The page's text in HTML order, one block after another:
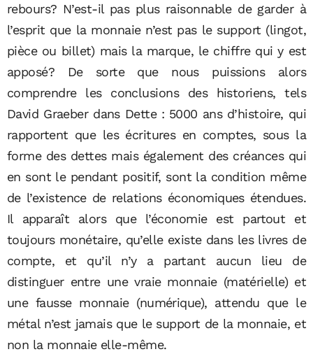
rebours? N’est-il pas plus raisonnable de garder à
l’esprit que la monnaie n’est pas le support (lingot,
pièce ou billet) mais la marque, le chiffre qui y est
apposé? De sorte que nous puissions alors
comprendre les conclusions des historiens, tels
David Graeber dans Dette : 5000 ans d’histoire, qui
rapportent que les écritures en comptes, sous la
forme des dettes mais également des créances qui
en sont le pendant positif, sont la condition même
de l’existence de relations économiques étendues.
Il apparaît alors que l’économie est partout et
toujours monétaire, qu’elle existe dans les livres de
compte, et qu’il n’y a partant aucun lieu de
distinguer entre une vraie monnaie (matérielle) et
une fausse monnaie (numérique), attendu que le
métal n’est jamais que le support de la monnaie, et
non la monnaie elle-même.